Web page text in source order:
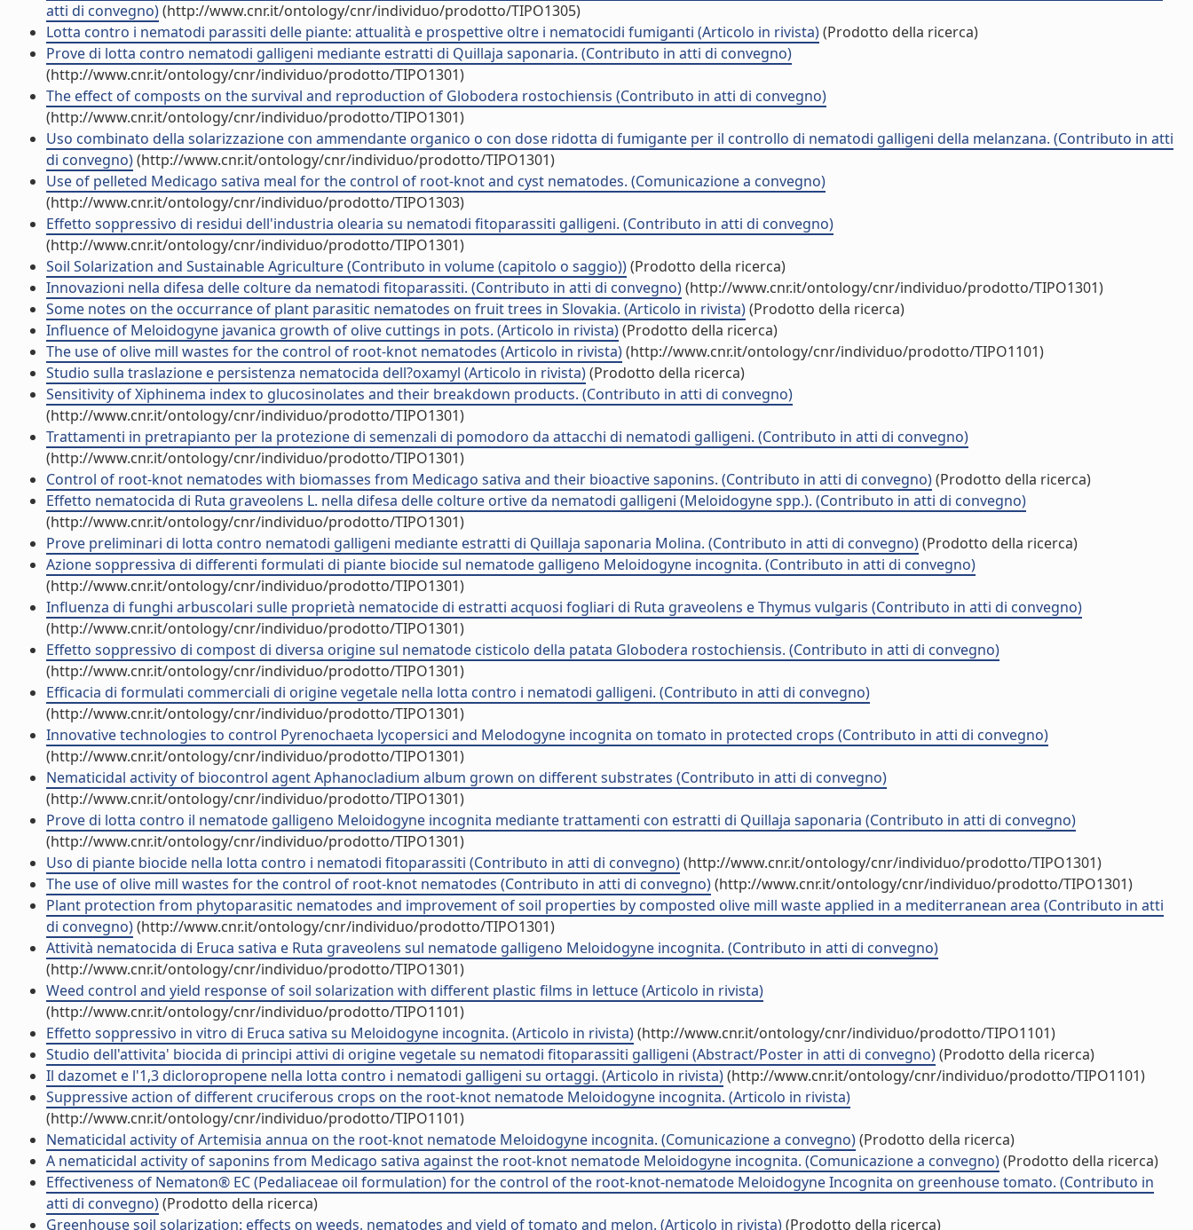
atti di convegno)(http://www.cnr.it/ontology/cnr/individuo/prodotto/TIPO1305)
Lotta contro i nematodi parassiti delle piante: attualità e prospettive oltre i nematocidi fumiganti (Articolo in rivista)(Prodotto della ricerca)
Prove di lotta contro nematodi galligeni mediante estratti di Quillaja saponaria. (Contributo in atti di convegno)
(http://www.cnr.it/ontology/cnr/individuo/prodotto/TIPO1301)
The effect of composts on the survival and reproduction of Globodera rostochiensis (Contributo in atti di convegno)
(http://www.cnr.it/ontology/cnr/individuo/prodotto/TIPO1301)
Uso combinato della solarizzazione con ammendante organico o con dose ridotta di fumigante per il controllo di nematodi galligeni della melanzana. (Contributo in atti
di convegno)(http://www.cnr.it/ontology/cnr/individuo/prodotto/TIPO1301)
Use of pelleted Medicago sativa meal for the control of root-knot and cyst nematodes. (Comunicazione a convegno)
(http://www.cnr.it/ontology/cnr/individuo/prodotto/TIPO1303)
Effetto soppressivo di residui dell'industria olearia su nematodi fitoparassiti galligeni. (Contributo in atti di convegno)
(http://www.cnr.it/ontology/cnr/individuo/prodotto/TIPO1301)
Soil Solarization and Sustainable Agriculture (Contributo in volume (capitolo o saggio))(Prodotto della ricerca)
Innovazioni nella difesa delle colture da nematodi fitoparassiti. (Contributo in atti di convegno)(http://www.cnr.it/ontology/cnr/individuo/prodotto/TIPO1301)
Some notes on the occurrance of plant parasitic nematodes on fruit trees in Slovakia. (Articolo in rivista)(Prodotto della ricerca)
Influence of Meloidogyne javanica growth of olive cuttings in pots. (Articolo in rivista)(Prodotto della ricerca)
The use of olive mill wastes for the control of root-knot nematodes (Articolo in rivista)(http://www.cnr.it/ontology/cnr/individuo/prodotto/TIPO1101)
Studio sulla traslazione e persistenza nematocida dell?oxamyl (Articolo in rivista)(Prodotto della ricerca)
Sensitivity of Xiphinema index to glucosinolates and their breakdown products. (Contributo in atti di convegno)
(http://www.cnr.it/ontology/cnr/individuo/prodotto/TIPO1301)
Trattamenti in pretrapianto per la protezione di semenzali di pomodoro da attacchi di nematodi galligeni. (Contributo in atti di convegno)
(http://www.cnr.it/ontology/cnr/individuo/prodotto/TIPO1301)
Control of root-knot nematodes with biomasses from Medicago sativa and their bioactive saponins. (Contributo in atti di convegno)(Prodotto della ricerca)
Effetto nematocida di Ruta graveolens L. nella difesa delle colture ortive da nematodi galligeni (Meloidogyne spp.). (Contributo in atti di convegno)
(http://www.cnr.it/ontology/cnr/individuo/prodotto/TIPO1301)
Prove preliminari di lotta contro nematodi galligeni mediante estratti di Quillaja saponaria Molina. (Contributo in atti di convegno)(Prodotto della ricerca)
Azione soppressiva di differenti formulati di piante biocide sul nematode galligeno Meloidogyne incognita. (Contributo in atti di convegno)
(http://www.cnr.it/ontology/cnr/individuo/prodotto/TIPO1301)
Influenza di funghi arbuscolari sulle proprietà nematocide di estratti acquosi fogliari di Ruta graveolens e Thymus vulgaris (Contributo in atti di convegno)
(http://www.cnr.it/ontology/cnr/individuo/prodotto/TIPO1301)
Effetto soppressivo di compost di diversa origine sul nematode cisticolo della patata Globodera rostochiensis. (Contributo in atti di convegno)
(http://www.cnr.it/ontology/cnr/individuo/prodotto/TIPO1301)
Efficacia di formulati commerciali di origine vegetale nella lotta contro i nematodi galligeni. (Contributo in atti di convegno)
(http://www.cnr.it/ontology/cnr/individuo/prodotto/TIPO1301)
Innovative technologies to control Pyrenochaeta lycopersici and Melodogyne incognita on tomato in protected crops (Contributo in atti di convegno)
(http://www.cnr.it/ontology/cnr/individuo/prodotto/TIPO1301)
Nematicidal activity of biocontrol agent Aphanocladium album grown on different substrates (Contributo in atti di convegno)
(http://www.cnr.it/ontology/cnr/individuo/prodotto/TIPO1301)
Prove di lotta contro il nematode galligeno Meloidogyne incognita mediante trattamenti con estratti di Quillaja saponaria (Contributo in atti di convegno)
(http://www.cnr.it/ontology/cnr/individuo/prodotto/TIPO1301)
Uso di piante biocide nella lotta contro i nematodi fitoparassiti (Contributo in atti di convegno)(http://www.cnr.it/ontology/cnr/individuo/prodotto/TIPO1301)
The use of olive mill wastes for the control of root-knot nematodes (Contributo in atti di convegno)(http://www.cnr.it/ontology/cnr/individuo/prodotto/TIPO1301)
Plant protection from phytoparasitic nematodes and improvement of soil properties by composted olive mill waste applied in a mediterranean area (Contributo in atti
di convegno)(http://www.cnr.it/ontology/cnr/individuo/prodotto/TIPO1301)
Attività nematocida di Eruca sativa e Ruta graveolens sul nematode galligeno Meloidogyne incognita. (Contributo in atti di convegno)
(http://www.cnr.it/ontology/cnr/individuo/prodotto/TIPO1301)
Weed control and yield response of soil solarization with different plastic films in lettuce (Articolo in rivista)
(http://www.cnr.it/ontology/cnr/individuo/prodotto/TIPO1101)
Effetto soppressivo in vitro di Eruca sativa su Meloidogyne incognita. (Articolo in rivista)(http://www.cnr.it/ontology/cnr/individuo/prodotto/TIPO1101)
Studio dell'attivita' biocida di principi attivi di origine vegetale su nematodi fitoparassiti galligeni (Abstract/Poster in atti di convegno)(Prodotto della ricerca)
Il dazomet e l'1,3 dicloropropene nella lotta contro i nematodi galligeni su ortaggi. (Articolo in rivista)(http://www.cnr.it/ontology/cnr/individuo/prodotto/TIPO1101)
Suppressive action of different cruciferous crops on the root-knot nematode Meloidogyne incognita. (Articolo in rivista)
(http://www.cnr.it/ontology/cnr/individuo/prodotto/TIPO1101)
Nematicidal activity of Artemisia annua on the root-knot nematode Meloidogyne incognita. (Comunicazione a convegno)(Prodotto della ricerca)
A nematicidal activity of saponins from Medicago sativa against the root-knot nematode Meloidogyne incognita. (Comunicazione a convegno)(Prodotto della ricerca)
Effectiveness of Nematon® EC (Pedaliaceae oil formulation) for the control of the root-knot-nematode Meloidogyne Incognita on greenhouse tomato. (Contributo in
atti di convegno)(Prodotto della ricerca)
Greenhouse soil solarization: effects on weeds, nematodes and yield of tomato and melon. (Articolo in rivista)(Prodotto della ricerca)